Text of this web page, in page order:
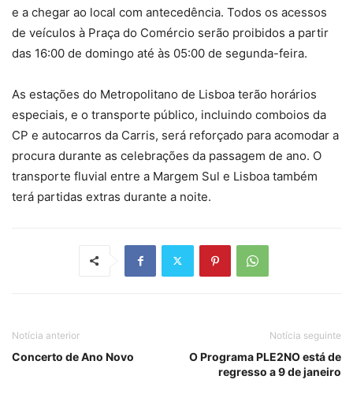
e a chegar ao local com antecedência. Todos os acessos
de veículos à Praça do Comércio serão proibidos a partir
das 16:00 de domingo até às 05:00 de segunda-feira.
As estações do Metropolitano de Lisboa terão horários
especiais, e o transporte público, incluindo comboios da
CP e autocarros da Carris, será reforçado para acomodar a
procura durante as celebrações da passagem de ano. O
transporte fluvial entre a Margem Sul e Lisboa também
terá partidas extras durante a noite.
Notícia anterior
Concerto de Ano Novo
Notícia seguinte
O Programa PLE2NO está de
regresso a 9 de janeiro